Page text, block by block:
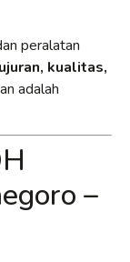
peralatan
kualitas,
adalah
–